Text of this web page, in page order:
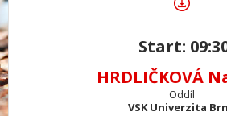
Start:
HRDLIČKOVÁ
Oddíl
VSK Univerzita